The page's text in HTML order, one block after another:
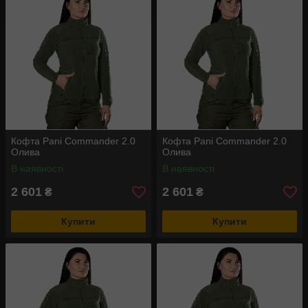
Кофта Pani Commander 2.0
Олива
В наявності
2 601 ₴
Купити
Кофта Pani Commander 2.0
Олива
В наявності
2 601 ₴
Купити